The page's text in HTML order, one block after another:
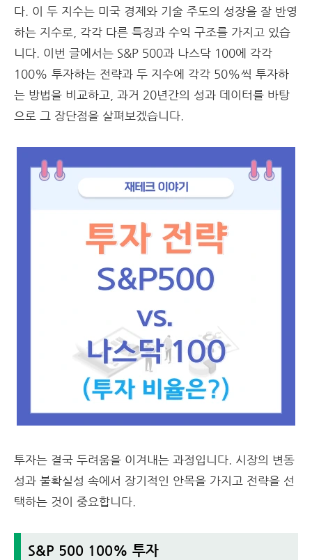
다. 이 두 지수는 미국 경제와 기술 주도의 성장을 잘 반영
하는 지수로, 각각 다른 특징과 수익 구조를 가지고 있습
니다. 이번 글에서는 S&P 500과 나스닥 100에 각각
100% 투자하는 전략과 두 지수에 각각 50%씩 투자하
는 방법을 비교하고, 과거 20년간의 성과 데이터를 바탕
으로 그 장단점을 살펴보겠습니다.
투자는 결국 두려움을 이겨내는 과정입니다. 시장의 변동
성과 불확실성 속에서 장기적인 안목을 가지고 전략을 선
택하는 것이 중요합니다.
S&P 500 100% 투자